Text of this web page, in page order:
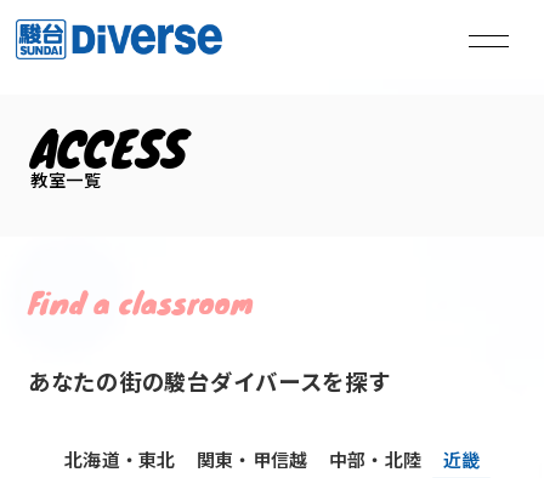
Method
学習メソッド
Course
講座
ACCESS
教室一覧
Find a classroom
あなたの街の駿台ダイバースを探す
北海道・東北 関東・甲信越 中部・北陸
近畿